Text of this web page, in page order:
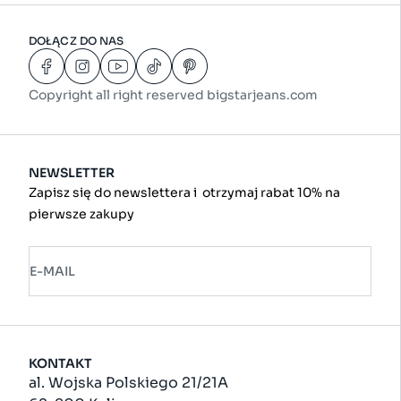
KONTAKT
al. Wojska Polskiego 21/21A
DOŁĄCZ DO NAS
Copyright all right reserved bigstarjeans.com
NEWSLETTER
Zapisz się do newslettera i otrzymaj rabat 10% na
pierwsze zakupy
E-MAIL